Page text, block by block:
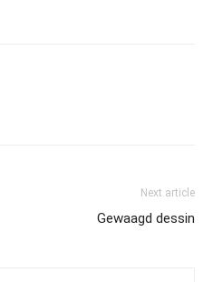
Next article
Gewaagd dessin